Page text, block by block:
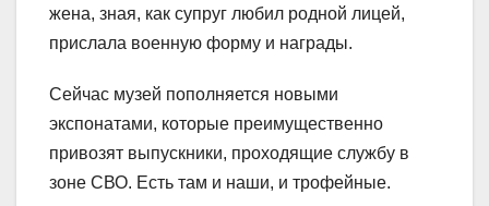
жена, зная, как супруг любил родной лицей,
прислала военную форму и награды.
Сейчас музей пополняется новыми
экспонатами, которые преимущественно
привозят выпускники, проходящие службу в
зоне СВО. Есть там и наши, и трофейные.